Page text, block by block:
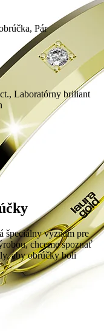
Pár
Laboratórny briliant
špeciálny význam pre
chceme spoznať
aby obrúčky boli